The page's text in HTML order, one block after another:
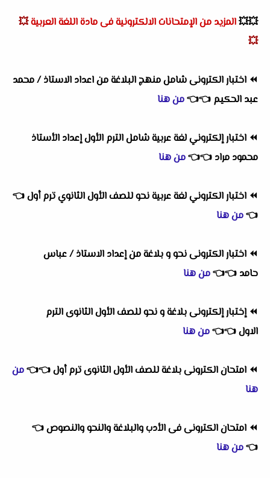
💥💥المزيد من الإمتحانات الالكترونية فى مادة اللغة العربية💥
💥
⏪ اختبار الكترونى شامل منهج البلاغة من اعداد الاستاذ / محمد
عبد الحكيم 👈
👈من هنا
⏪ اختبار إلكتروني لغة عربية شامل الترم الأول إعداد الأستاذ
محمود مراد 👈
👈من هنا
⏪ اختبار الكتروني لغة عربية نحو للصف الأول الثانوي ترم أول👈
👈من هنا
⏪ اختبار الكترونى نحو و بلاغة من إعداد الاستاذ / عباس
حامد 👈
👈من هنا
⏪إختبار إلكترونى بلاغة و نحو للصف الأول الثانوى الترم
الاول👈
👈من هنا
⏪ امتحان الكترونى بلاغة للصف الأول الثانوى ترم أول👈
👈من
هنا
⏪ امتحان الكترونى فى الأدب والبلاغة والنحو والنصوص👈
👈من هنا